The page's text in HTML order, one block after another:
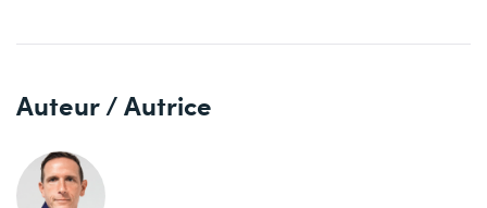
Auteur / Autrice